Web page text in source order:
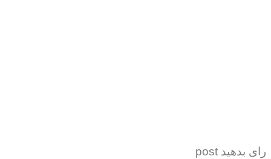
رای بدهید post